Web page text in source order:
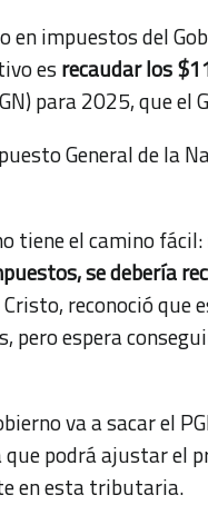
en impuestos del
es recaudar los
para 2025, que el
General de la
tiene el camino
se debería
reconoció que
pero espera
va a sacar el
podrá ajustar el
en esta tributaria.